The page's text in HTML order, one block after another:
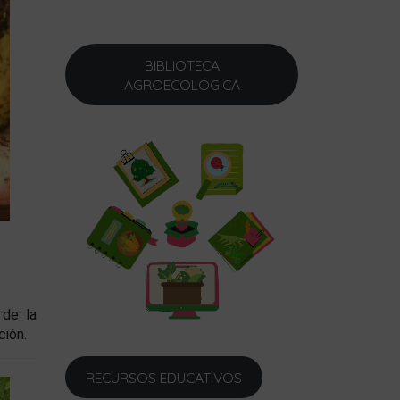
la
BIBLIOTECA
AGROECOLÓGICA
RECURSOS EDUCATIVOS